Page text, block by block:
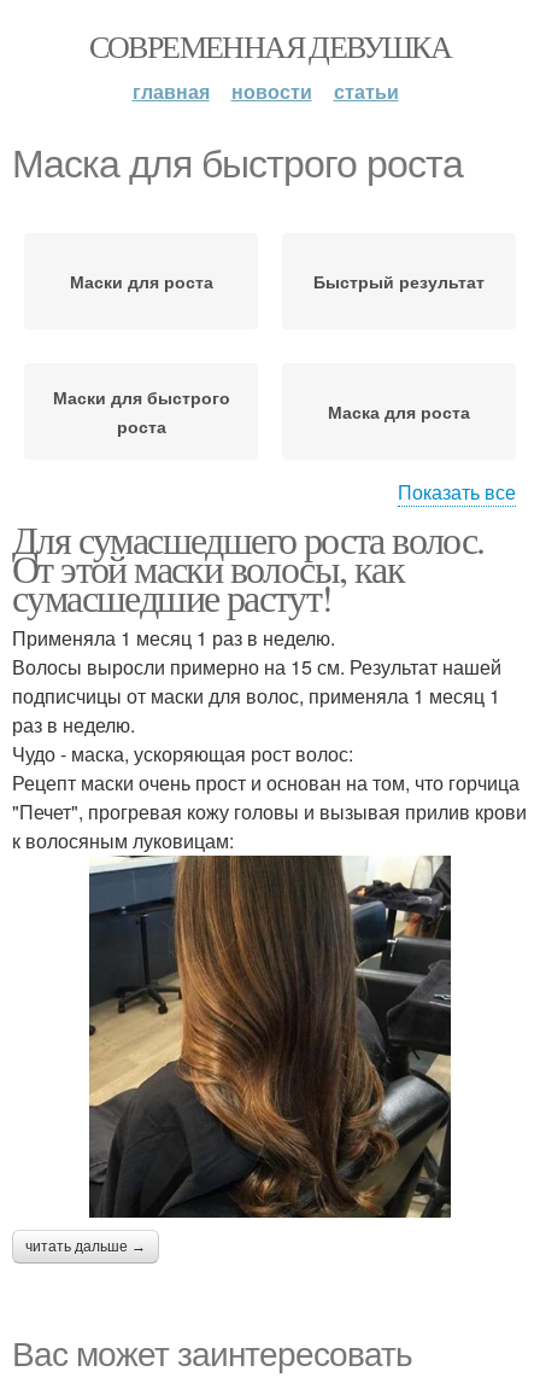
СОВРЕМЕННАЯ ДЕВУШКА
главная новости статьи
Маска для быстрого роста
Маски для роста Быстрый результат
Маски для быстрого
роста
Маска для роста
Луковая маска Хлебная маска
Маски для бешеного
роста
Питательные маски
Быстрая маска Перцовая маска
Домашние маски
Маска для
сумасшедшего роста
Сумасшедший рост
Показать все
Для сумасшедшего роста волос.
От этой маски волосы, как
сумасшедшие растут!
Применяла 1 месяц 1 раз в неделю.
Волосы выросли примерно на 15 см. Результат нашей
подписчицы от маски для волос, применяла 1 месяц 1
раз в неделю.
Чудо - маска, ускоряющая рост волос:
Рецепт маски очень прост и основан на том, что горчица
"Печет", прогревая кожу головы и вызывая прилив крови
к волосяным луковицам:
читать дальше →
Вас может заинтересовать